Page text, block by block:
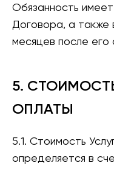
Обязанность
Договора, а также
месяцев после его
5.
ОПЛАТЫ
5.1. Стоимость
определяется в